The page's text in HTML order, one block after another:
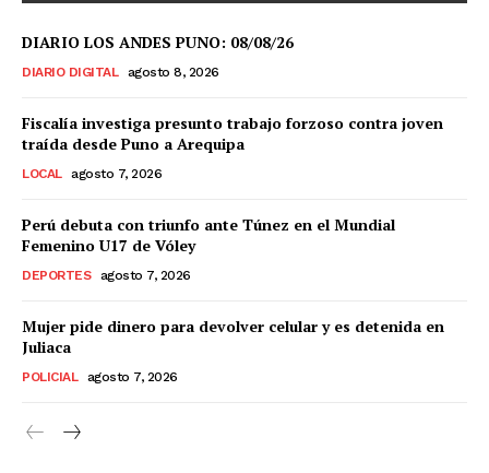
DIARIO LOS ANDES PUNO: 08/08/26
DIARIO DIGITAL agosto 8, 2026
Fiscalía investiga presunto trabajo forzoso contra joven
traída desde Puno a Arequipa
LOCAL agosto 7, 2026
Perú debuta con triunfo ante Túnez en el Mundial
Femenino U17 de Vóley
DEPORTES agosto 7, 2026
Mujer pide dinero para devolver celular y es detenida en
Juliaca
POLICIAL agosto 7, 2026